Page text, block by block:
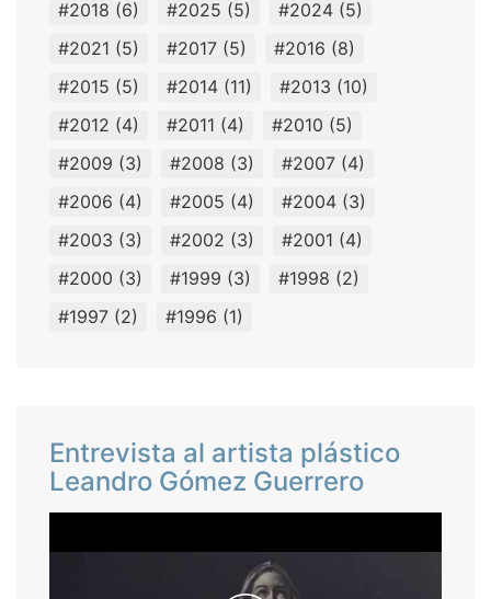
#2018 (6) #2025 (5) #2024 (5)
#2021 (5) #2017 (5) #2016 (8)
#2015 (5) #2014 (11) #2013 (10)
#2012 (4) #2011 (4) #2010 (5)
#2009 (3) #2008 (3) #2007 (4)
#2006 (4) #2005 (4) #2004 (3)
#2003 (3) #2002 (3) #2001 (4)
#2000 (3) #1999 (3) #1998 (2)
#1997 (2) #1996 (1)
Entrevista al artista plástico
Leandro Gómez Guerrero